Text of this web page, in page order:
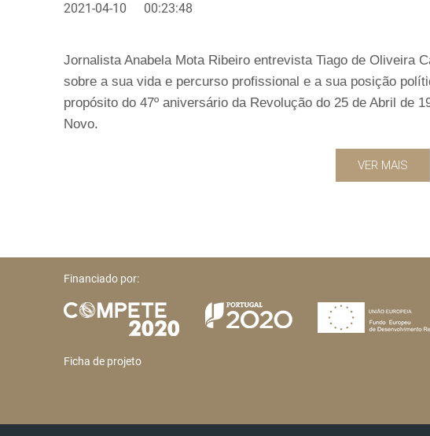
2021-04-10 00:23:48
Jornalista Anabela Mota Ribeiro entrevista Tiago de Oliveira
sobre a sua vida e percurso profissional e a sua posição
propósito do 47º aniversário da Revolução do 25 de Abril de
Novo.
VER MAIS
Financiado por:
Ficha de projeto